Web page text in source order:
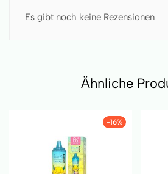
Es gibt noch keine Rezensionen
Ähnliche
-16%